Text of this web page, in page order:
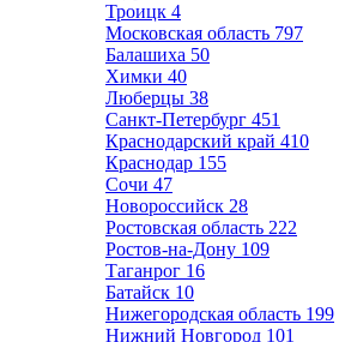
Троицк 4
Московская область 797
Балашиха 50
Химки 40
Люберцы 38
Санкт-Петербург 451
Краснодарский край 410
Краснодар 155
Сочи 47
Новороссийск 28
Ростовская область 222
Ростов-на-Дону 109
Таганрог 16
Батайск 10
Нижегородская область 199
Нижний Новгород 101